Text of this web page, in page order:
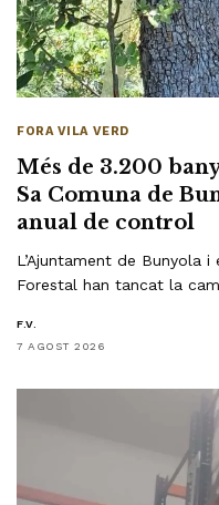
FORA VILA VERD
Més de 3.200
Sa Comuna de
anual de control
L’Ajuntament de Bunyola
Forestal han tancat la
F.V.
7 AGOST 2026